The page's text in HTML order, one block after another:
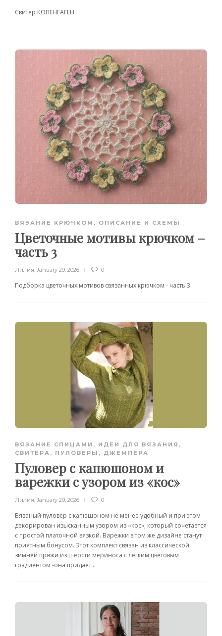
Свитер КОПЕНГАГЕН
ВЯЗАНИЕ КРЮЧКОМ , ОПИСАНИЕ И СХЕМЫ
Цветочные мотивы крючком –
часть 3
Лилия January 29, 2026 0
Подборка цветочных мотивов связанных крючком - часть 3
ВЯЗАНИЕ СПИЦАМИ , ИДЕИ ДЛЯ ВЯЗАНИЯ ,
СВИТЕРА, ПУЛОВЕРЫ, ДЖЕМПЕРА
Пуловер с капюшоном и
варежки с узором из «кос»
Лилия, January 29, 2026 0
Вязаный пуловер с капюшоном не менее удобный и при этом
декорирован изысканным узором из «кос», который сочетается
с простой платочной вязкой. Варежки в том же дизайне станут
приятным бонусом. Этот комплект связан из классической
зимней пряжи из шерсти мериноса с легким цветовым
градиентом -она придает...